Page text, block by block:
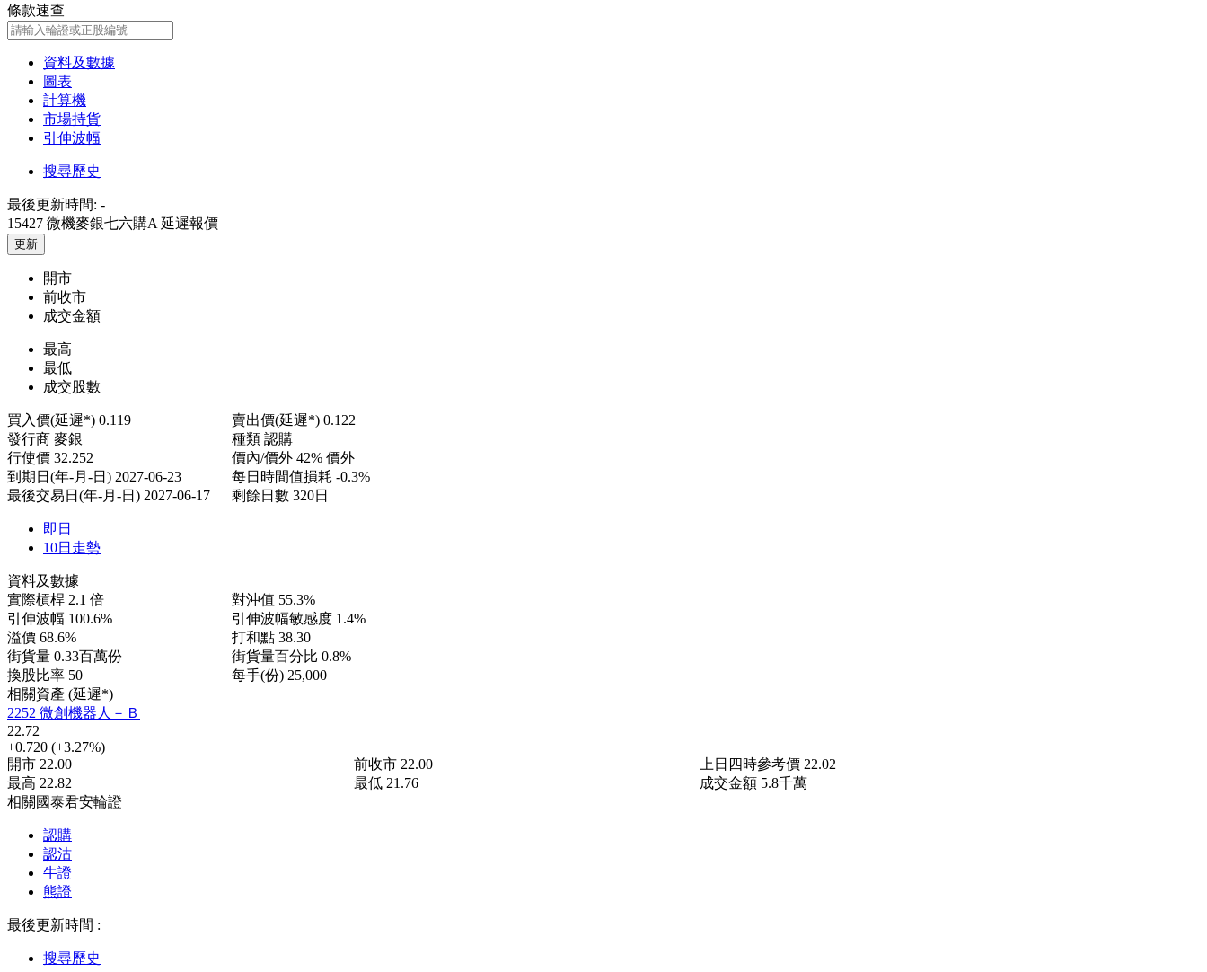
條款速查
資料及數據
圖表
計算機
市場持貨
引伸波幅
搜尋歷史
最後更新時間: -
15427 微機麥銀七六購A 延遲報價
更新
開市
前收市
成交金額
最高
最低
成交股數
買入價(延遲*) 0.119 賣出價(延遲*) 0.122
發行商 麥銀 種類 認購
行使價 32.252 價內/價外 42% 價外
到期日(年-月-日) 2027-06-23 每日時間值損耗 -0.3%
最後交易日(年-月-日) 2027-06-17 剩餘日數 320日
即日
10日走勢
資料及數據
實際槓桿 2.1 倍 對沖值 55.3%
引伸波幅 100.6% 引伸波幅敏感度 1.4%
溢價 68.6% 打和點 38.30
街貨量 0.33百萬份 街貨量百分比 0.8%
換股比率 50 每手(份) 25,000
相關資產 (延遲*)
2252 微創機器人－Ｂ
22.72
+0.720 (+3.27%)
開市 22.00 前收市 22.00 上日四時參考價 22.02
最高 22.82 最低 21.76 成交金額 5.8千萬
相關國泰君安輪證
認購
認沽
牛證
熊證
最後更新時間 :
搜尋歷史